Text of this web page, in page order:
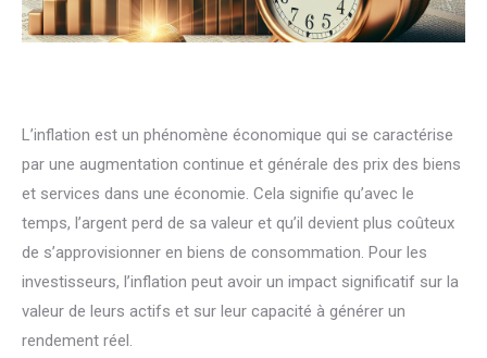
L’inflation est un phénomène économique qui se caractérise
par une augmentation continue et générale des prix des biens
et services dans une économie. Cela signifie qu’avec le
temps, l’argent perd de sa valeur et qu’il devient plus coûteux
de s’approvisionner en biens de consommation. Pour les
investisseurs, l’inflation peut avoir un impact significatif sur la
valeur de leurs actifs et sur leur capacité à générer un
rendement réel.